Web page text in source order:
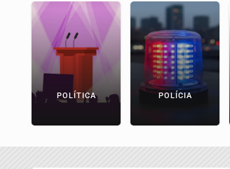
POLÍTICA POLÍCIA